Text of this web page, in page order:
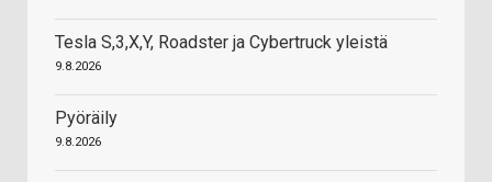
Tesla S,3,X,Y, Roadster ja Cybertruck yleistä
9.8.2026
Pyöräily
9.8.2026